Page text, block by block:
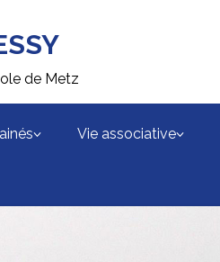
de Metz
Vie associative